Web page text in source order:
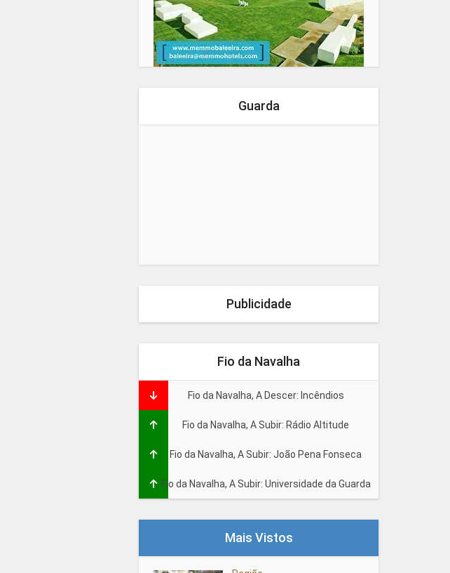
Guarda
Publicidade
Fio da Navalha
Fio da Navalha, A Descer: Incêndios
Fio da Navalha, A Subir: Rádio Altitude
Fio da Navalha, A Subir: João Pena Fonseca
Fio da Navalha, A Subir: Universidade da Guarda
Mais Vistos